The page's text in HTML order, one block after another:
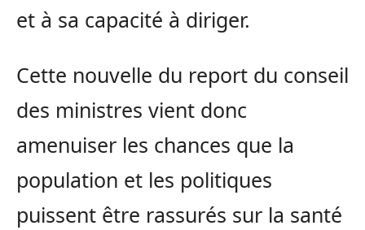
et à sa capacité à diriger.
Cette nouvelle du report du conseil
des ministres vient donc
amenuiser les chances que la
population et les politiques
puissent être rassurés sur la santé